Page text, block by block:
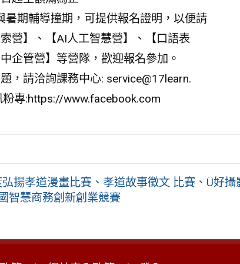
暑期輔導撞期，可提供報名證明，以便請
營】、【AI人工智慧營】、【口語表
企管營】等營隊，歡迎報名參加。
，請洽詢課務中心: service@17learn.
專:https://www.facebook.com
揚孝道漫畫比賽、孝道故事徵文 比賽、Ü好攝
智慧商務創新創業競賽